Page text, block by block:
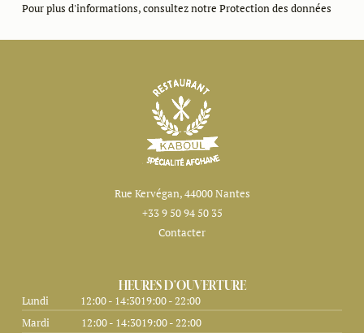
Pour plus d'informations, consultez notre Protection des données
Rue Kervégan, 44000 Nantes
+33 9 50 94 50 35
Contacter
HEURES D'OUVERTURE
Lundi 12:00 - 14:3019:00 - 22:00
Mardi
12:00 - 14:3019:00 - 22:00